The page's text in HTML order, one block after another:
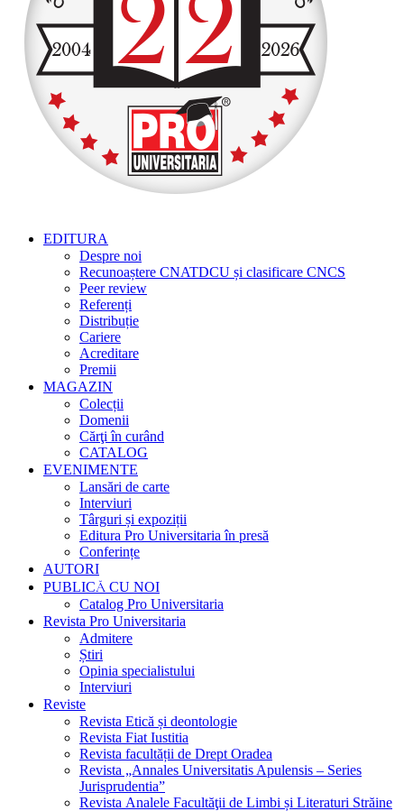
EDITURA
Despre noi
Recunoaștere CNATDCU și clasificare CNCS
Peer review
Referenți
Distribuție
Cariere
Acreditare
Premii
MAGAZIN
Colecții
Domenii
Cărţi în curând
CATALOG
EVENIMENTE
Lansări de carte
Interviuri
Târguri și expoziții
Editura Pro Universitaria în presă
Conferințe
AUTORI
PUBLICĂ CU NOI
Catalog Pro Universitaria
Revista Pro Universitaria
Admitere
Știri
Opinia specialistului
Interviuri
Reviste
Revista Etică și deontologie
Revista Fiat Iustitia
Revista facultății de Drept Oradea
Revista „Annales Universitatis Apulensis – Series
Jurisprudentia”
Revista Analele Facultăţii de Limbi și Literaturi Străine